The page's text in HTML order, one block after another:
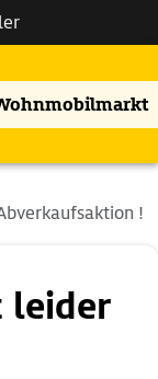
!
leider